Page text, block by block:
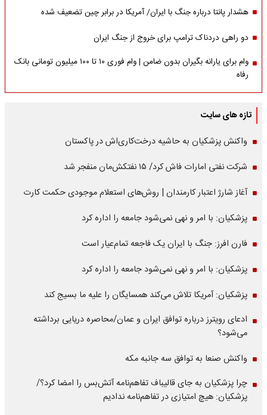
هشدار پانتا درباره جنگ با ایران/ آمریکا در برابر چین تضعیف شده
دو راهی دردناک ترامپ برای خروج از جنگ ایران
وام برای یارانه بگیران بدون ضامن | وام فوری ۱۰ تا ۱۰۰ میلیون تومانی بانک
رفاه
تازه های سایت
واکنش پزشکیان به حاشیه درخت‌کاری‌اش در پاکستان
شرکت نفتی امارات فاش کرد/ ۱۵ نفتکش‌مان منفجر شد
آغاز شارژ اعتبار کارمندان | روش‌های استعلام موجودی حکمت کارت
پزشکیان: با امر و نهی نمی‌شود جامعه را اداره کرد
فارن افرز: جنگ با ایران یک فاجعه تمام‌عیار است
پزشکیان: با امر و نهی نمی‌شود جامعه را اداره کرد
پزشکیان: آمریکا تلاش می‌کند همسایگان را علیه ما بسیج کند
ادعای رویترز درباره توافق ایران و عمان/محاصره دریایی برداشته
می‌شود؟
واکنش صنعا به توافق سه جانبه مکه
چرا پزشکیان به جای قالیباف تفاهم‌نامه آتش‌بس را امضا کرد؟/
پزشکیان: هیچ امتیازی در تفاهم‌نامه ندادیم